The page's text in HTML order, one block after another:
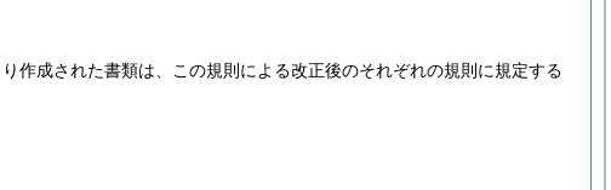
作成された書類は、この規則による改正後のそれぞれの規則に規定する